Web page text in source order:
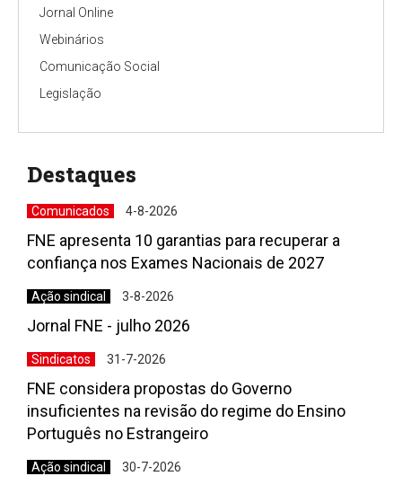
Jornal Online
Webinários
Comunicação Social
Legislação
Destaques
Comunicados 4-8-2026
FNE apresenta 10 garantias para recuperar a
confiança nos Exames Nacionais de 2027
Ação sindical 3-8-2026
Jornal FNE - julho 2026
Sindicatos 31-7-2026
FNE considera propostas do Governo
insuficientes na revisão do regime do Ensino
Português no Estrangeiro
Ação sindical 30-7-2026